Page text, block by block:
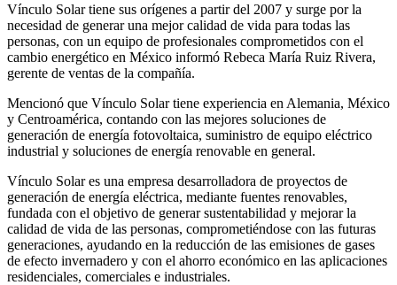
Vínculo Solar tiene sus orígenes a partir del 2007 y surge por la
necesidad de generar una mejor calidad de vida para todas las
personas, con un equipo de profesionales comprometidos con el
cambio energético en México informó Rebeca María Ruiz Rivera,
gerente de ventas de la compañía.
Mencionó que Vínculo Solar tiene experiencia en Alemania, México
y Centroamérica, contando con las mejores soluciones de
generación de energía fotovoltaica, suministro de equipo eléctrico
industrial y soluciones de energía renovable en general.
Vínculo Solar es una empresa desarrolladora de proyectos de
generación de energía eléctrica, mediante fuentes renovables,
fundada con el objetivo de generar sustentabilidad y mejorar la
calidad de vida de las personas, comprometiéndose con las futuras
generaciones, ayudando en la reducción de las emisiones de gases
de efecto invernadero y con el ahorro económico en las aplicaciones
residenciales, comerciales e industriales.